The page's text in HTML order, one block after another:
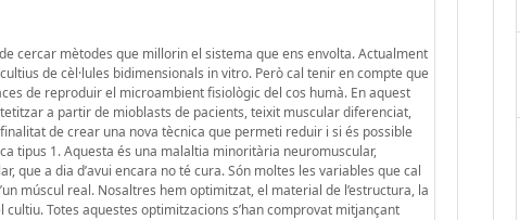
cercar mètodes que millorin el sistema que ens envolta. Actualment
de cèl·lules bidimensionals in vitro. Però cal tenir en compte que
de reproduir el microambient fisiològic del cos humà. En aquest
a partir de mioblasts de pacients, teixit muscular diferenciat,
de crear una nova tècnica que permeti reduir i si és possible
tipus 1. Aquesta és una malaltia minoritària neuromuscular,
que a dia d’avui encara no té cura. Són moltes les variables que cal
múscul real. Nosaltres hem optimitzat, el material de l’estructura, la
Totes aquestes optimitzacions s’han comprovat mitjançant